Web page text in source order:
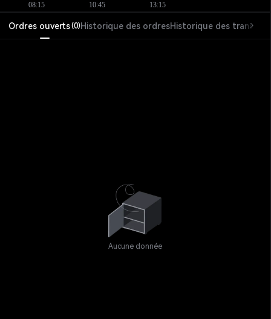
Ordres ouverts(0)Historique des ordresHistorique des
Aucune donnée